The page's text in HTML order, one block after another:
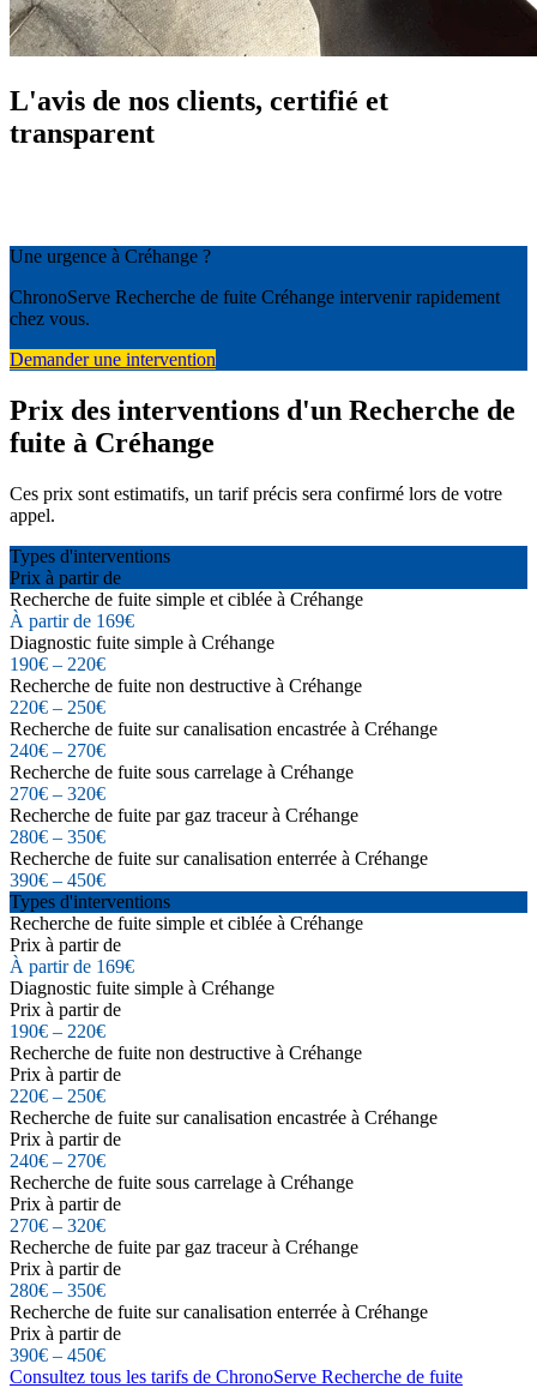
L'avis de nos clients, certifié et
transparent
Une urgence à Créhange ?
ChronoServe Recherche de fuite Créhange intervenir rapidement
chez vous.
Demander une intervention
Prix des interventions d'un Recherche de
fuite à Créhange
Ces prix sont estimatifs, un tarif précis sera confirmé lors de votre
appel.
Types d'interventions
Prix à partir de
Recherche de fuite simple et ciblée à Créhange
À partir de 169€
Diagnostic fuite simple à Créhange
190€ – 220€
Recherche de fuite non destructive à Créhange
220€ – 250€
Recherche de fuite sur canalisation encastrée à Créhange
240€ – 270€
Recherche de fuite sous carrelage à Créhange
270€ – 320€
Recherche de fuite par gaz traceur à Créhange
280€ – 350€
Recherche de fuite sur canalisation enterrée à Créhange
390€ – 450€
Types d'interventions
Recherche de fuite simple et ciblée à Créhange
Prix à partir de
À partir de 169€
Diagnostic fuite simple à Créhange
Prix à partir de
190€ – 220€
Recherche de fuite non destructive à Créhange
Prix à partir de
220€ – 250€
Recherche de fuite sur canalisation encastrée à Créhange
Prix à partir de
240€ – 270€
Recherche de fuite sous carrelage à Créhange
Prix à partir de
270€ – 320€
Recherche de fuite par gaz traceur à Créhange
Prix à partir de
280€ – 350€
Recherche de fuite sur canalisation enterrée à Créhange
Prix à partir de
390€ – 450€
Consultez tous les tarifs de ChronoServe Recherche de fuite